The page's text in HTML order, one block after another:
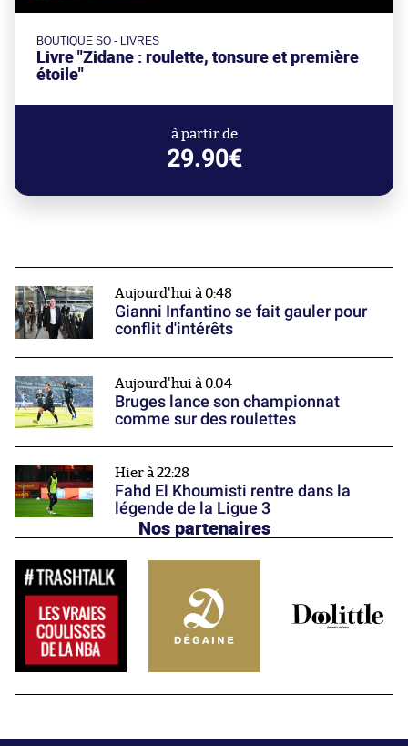
BOUTIQUE SO - LIVRES
Livre "Zidane : roulette, tonsure et première
étoile"
à partir de
29.90€
Aujourd'hui à 0:48
Gianni Infantino se fait gauler pour
conflit d'intérêts
Aujourd'hui à 0:04
Bruges lance son championnat
comme sur des roulettes
Hier à 22:28
Fahd El Khoumisti rentre dans la
légende de la Ligue 3
Nos partenaires